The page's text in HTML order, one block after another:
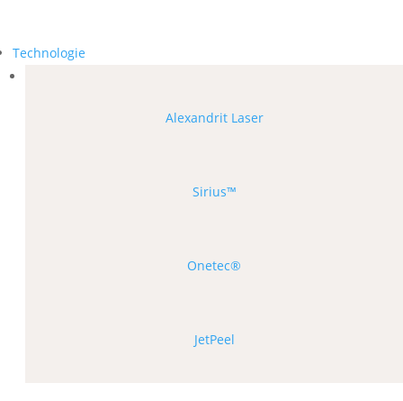
Technologie
Alexandrit Laser
Sirius™
Onetec®
JetPeel